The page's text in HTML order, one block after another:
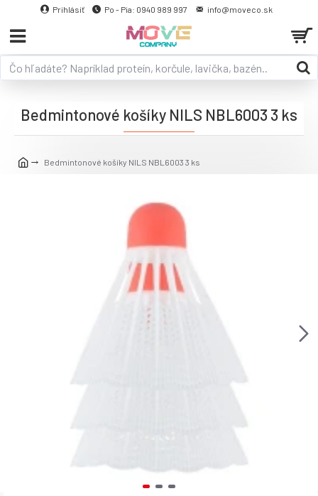
Prihlásiť Po - Pia: 0940 989 997 info@moveco.sk
Bedmintonové košíky NILS NBL6003 3 ks
Bedmintonové košíky NILS NBL6003 3 ks